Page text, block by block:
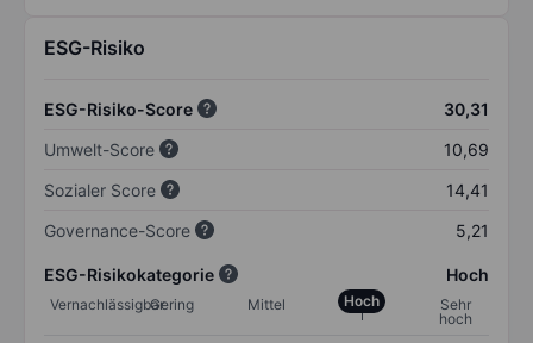
ESG-Risiko
ESG-Risiko-Score
30,31
Umwelt-Score
10,69
Sozialer Score
14,41
Governance-Score
5,21
ESG-Risikokategorie Hoch
VernachlässigbarGering Mittel Hoch
Sehr
hoch